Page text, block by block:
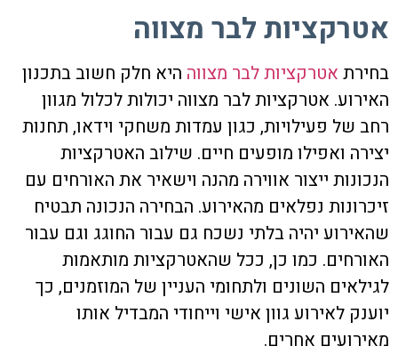
אטרקציות לבר מצווה
בחירת אטרקציות לבר מצווה היא חלק חשוב בתכנון
האירוע. אטרקציות לבר מצווה יכולות לכלול מגוון
רחב של פעילויות, כגון עמדות משחקי וידאו, תחנות
יצירה ואפילו מופעים חיים. שילוב האטרקציות
הנכונות ייצור אווירה מהנה וישאיר את האורחים עם
זיכרונות נפלאים מהאירוע. הבחירה הנכונה תבטיח
שהאירוע יהיה בלתי נשכח גם עבור החוגג וגם עבור
האורחים. כמו כן, ככל שהאטרקציות מותאמות
לגילאים השונים ולתחומי העניין של המוזמנים, כך
יוענק לאירוע גוון אישי וייחודי המבדיל אותו
מאירועים אחרים.